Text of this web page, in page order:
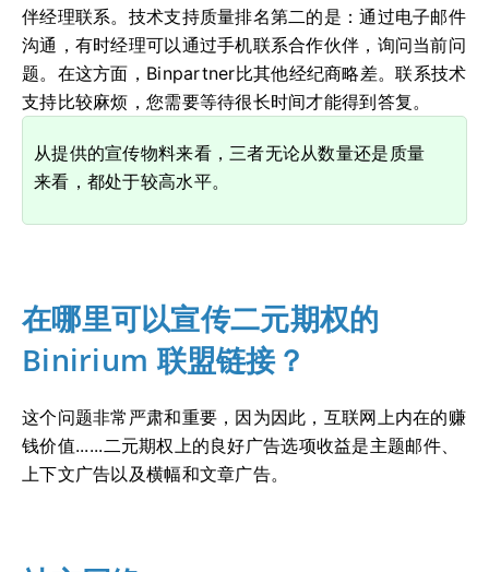
伴经理联系。技术支持质量排名第二的是：通过电子邮件
沟通，有时经理可以通过手机联系合作伙伴，询问当前问
题。在这方面，Binpartner比其他经纪商略差。联系技术
支持比较麻烦，您需要等待很长时间才能得到答复。
从提供的宣传物料来看，三者无论从数量还是质量
来看，都处于较高水平。
在哪里可以宣传二元期权的
Binirium 联盟链接？
这个问题非常严肃和重要，因为因此，互联网上内在的赚
钱价值......二元期权上的良好广告选项收益是主题邮件、
上下文广告以及横幅和文章广告。